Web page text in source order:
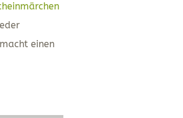
einen